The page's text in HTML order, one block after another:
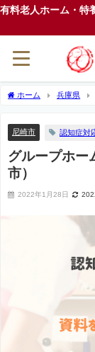
有料老人ホーム・特
ホーム 兵庫県
尼崎市 認知症対
グループホー
市）
2022年1月28日